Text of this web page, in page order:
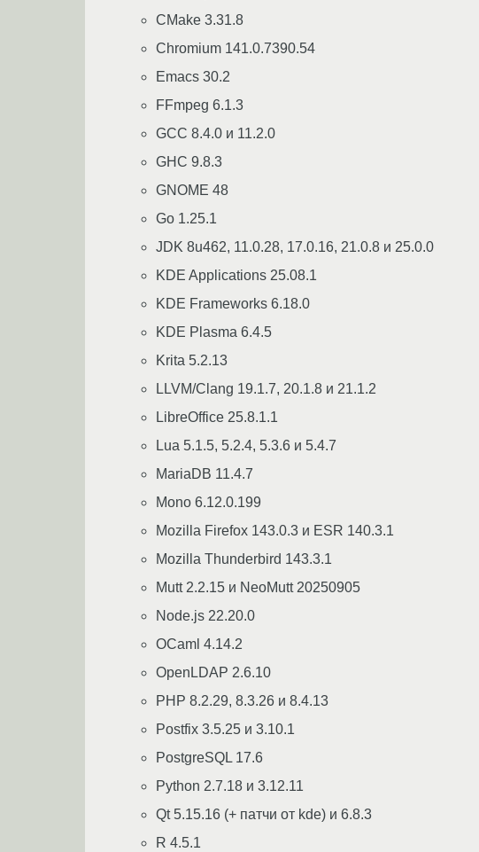
CMake 3.31.8
Chromium 141.0.7390.54
Emacs 30.2
FFmpeg 6.1.3
GCC 8.4.0 и 11.2.0
GHC 9.8.3
GNOME 48
Go 1.25.1
JDK 8u462, 11.0.28, 17.0.16, 21.0.8 и 25.0.0
KDE Applications 25.08.1
KDE Frameworks 6.18.0
KDE Plasma 6.4.5
Krita 5.2.13
LLVM/Clang 19.1.7, 20.1.8 и 21.1.2
LibreOffice 25.8.1.1
Lua 5.1.5, 5.2.4, 5.3.6 и 5.4.7
MariaDB 11.4.7
Mono 6.12.0.199
Mozilla Firefox 143.0.3 и ESR 140.3.1
Mozilla Thunderbird 143.3.1
Mutt 2.2.15 и NeoMutt 20250905
Node.js 22.20.0
OCaml 4.14.2
OpenLDAP 2.6.10
PHP 8.2.29, 8.3.26 и 8.4.13
Postfix 3.5.25 и 3.10.1
PostgreSQL 17.6
Python 2.7.18 и 3.12.11
Qt 5.15.16 (+ патчи от kde) и 6.8.3
R 4.5.1